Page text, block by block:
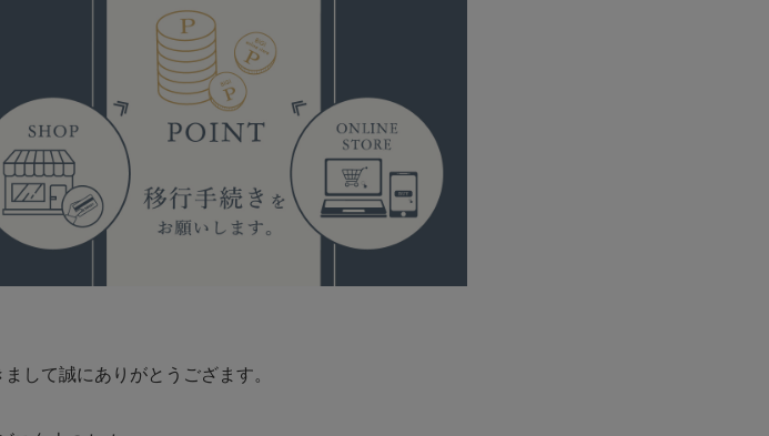
して誠にありがとうござます。